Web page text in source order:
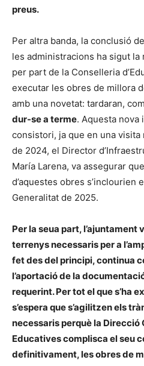
preus.
Per altra banda, la conclusió
les administracions ha sigut
per part de la Conselleria
executar les obres de millora
amb una novetat: tardaran,
dur-se a terme. Aquesta nova
consistori, ja que en una visita
de 2024, el Director
María Larena, va assegurar
d’aquestes obres s’inclourien
Generalitat de 2025.
Per la seua part, l’ajuntament
terrenys necessaris per a
fet des del principi, continua
l’aportació de la
requerint. Per tot el que s’ha
s’espera que s’agilitzen els
necessaris perquè la Direcció
Educatives complisca el seu
definitivament, les obres de